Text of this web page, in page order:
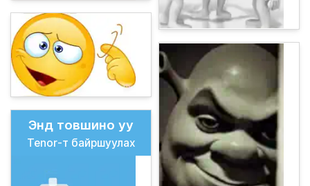
Энд товшино уу
Tenor-т байршуулах